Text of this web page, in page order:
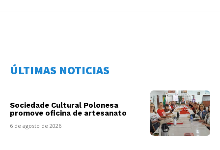
ÚLTIMAS NOTICIAS
Sociedade Cultural Polonesa
promove oficina de artesanato
6 de agosto de 2026